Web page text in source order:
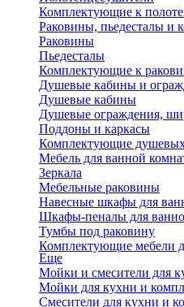
Комплектующие к
Раковины, пьедесталы и
Раковины
Пьедесталы
Комплектующие к
Душевые кабины и
Душевые кабины
Душевые ограждения,
Поддоны и каркасы
Комплектующие
Мебель для ванной
Зеркала
Мебельные раковины
Навесные шкафы для
Шкафы-пеналы для
Тумбы под раковину
Комплектующие мебели
Еще
Мойки и смесители для
Мойки для кухни и
Смесители для кухни и